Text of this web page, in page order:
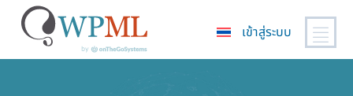
เข้าสู่ระบบ